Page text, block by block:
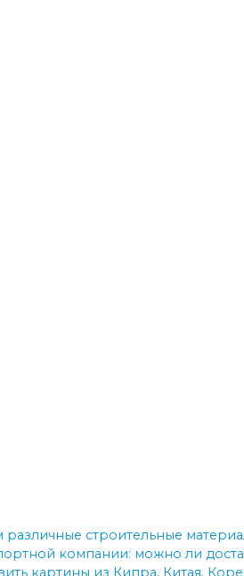
различные строительные
компании: можно ли
картины из Кипра, Китая,